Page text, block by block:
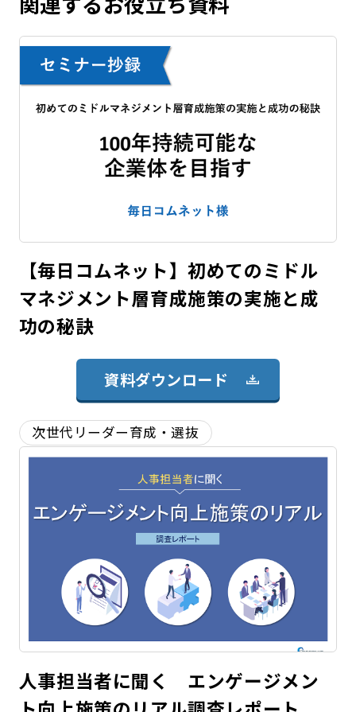
【毎日コムネット】初めてのミドル
マネジメント層育成施策の実施と成
功の秘訣
資料ダウンロード
次世代リーダー育成・選抜
人事担当者に聞く エンゲージメン